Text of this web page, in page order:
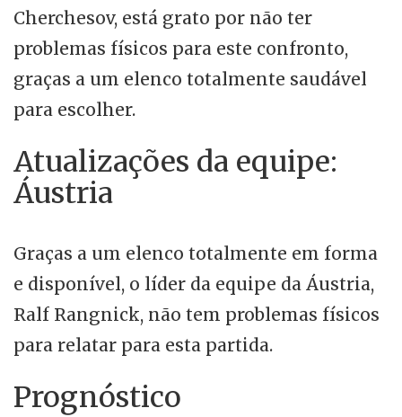
Cherchesov, está grato por não ter
problemas físicos para este confronto,
graças a um elenco totalmente saudável
para escolher.
Atualizações da equipe:
Áustria
Graças a um elenco totalmente em forma
e disponível, o líder da equipe da Áustria,
Ralf Rangnick, não tem problemas físicos
para relatar para esta partida.
Prognóstico